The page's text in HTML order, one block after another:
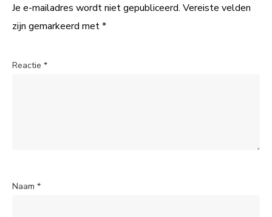
Je e-mailadres wordt niet gepubliceerd. Vereiste velden
zijn gemarkeerd met*
Reactie *
Naam *